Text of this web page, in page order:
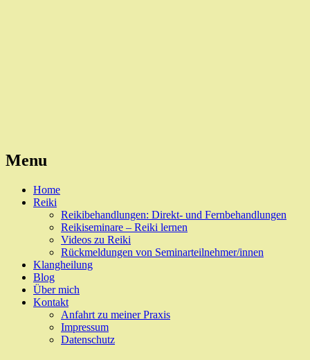
Menu
Skip
Home
Reiki
Reikibehandlungen: Direkt- und Fernbehandlungen
Reikiseminare – Reiki lernen
Videos zu Reiki
Rückmeldungen von Seminarteilnehmer/innen
Klangheilung
Blog
Über mich
Kontakt
Anfahrt zu meiner Praxis
Impressum
Datenschutz